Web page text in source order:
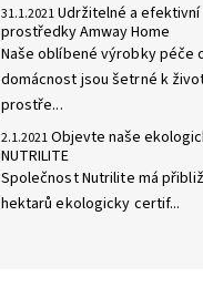
31.1.2021Udržitelné a efektivní
prostředky Amway Home
Naše oblíbené výrobky péče
domácnost jsou šetrné k
prostře...
2.1.2021Objevte naše
NUTRILITE
Společnost Nutrilite má
hektarů ekologicky certif...